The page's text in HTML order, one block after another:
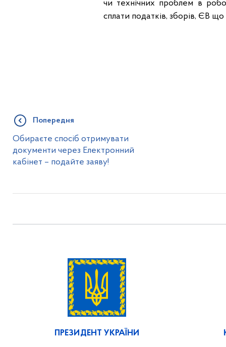
чи технічних проблем в
сплати податків, зборів, ЄВ
Попередня
Обираєте спосіб отримувати
документи через Електронний
кабінет – подайте заяву!
ПРЕЗИДЕНТ УКРАЇНИ